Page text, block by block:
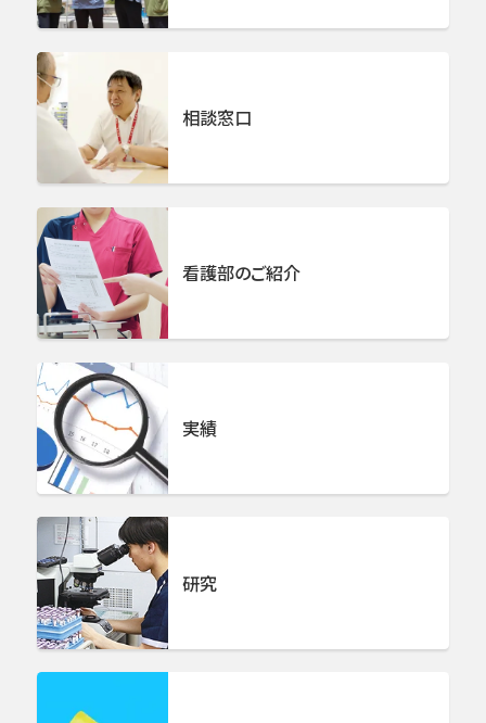
相談窓口
看護部のご紹介
実績
研究